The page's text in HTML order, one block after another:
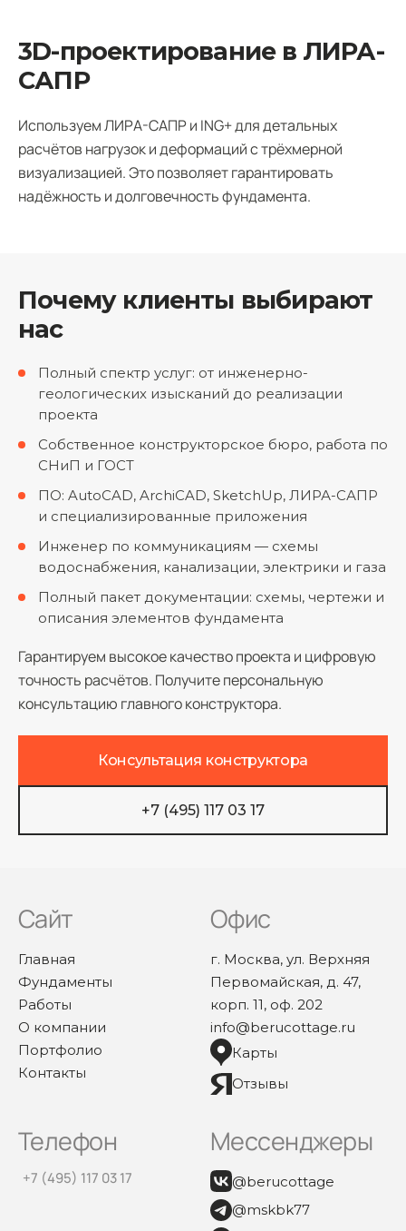
3D-проектирование в ЛИРА-
САПР
Используем ЛИРА-САПР и ING+ для детальных
расчётов нагрузок и деформаций с трёхмерной
визуализацией. Это позволяет гарантировать
надёжность и долговечность фундамента.
Почему клиенты выбирают
нас
Полный спектр услуг: от инженерно-
геологических изысканий до реализации
проекта
Собственное конструкторское бюро, работа по
СНиП и ГОСТ
ПО: AutoCAD, ArchiCAD, SketchUp, ЛИРА-САПР
и специализированные приложения
Инженер по коммуникациям — схемы
водоснабжения, канализации, электрики и газа
Полный пакет документации: схемы, чертежи и
описания элементов фундамента
Гарантируем высокое качество проекта и цифровую
точность расчётов. Получите персональную
консультацию главного конструктора.
Консультация конструктора
+7 (495) 117 03 17
Сайт
Главная
Фундаменты
Работы
О компании
Портфолио
Контакты
Офис
г. Москва, ул. Верхняя
Первомайская, д. 47,
корп. 11, оф. 202
info@berucottage.ru
Карты
Отзывы
Телефон
+7 (495) 117 03 17
Мессенджеры
@berucottage
@mskbk77